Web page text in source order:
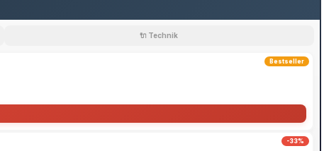
🔌 Technik
Bestseller
-33%